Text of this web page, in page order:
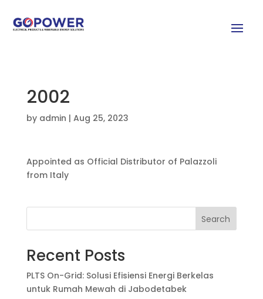
2002
by admin | Aug 25, 2023
Appointed as Official Distributor of Palazzoli
from Italy
Search
Recent Posts
PLTS On-Grid: Solusi Efisiensi Energi Berkelas
untuk Rumah Mewah di Jabodetabek